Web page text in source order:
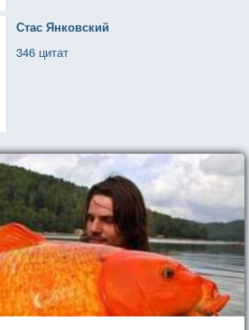
Стас Янковский
346 цитат